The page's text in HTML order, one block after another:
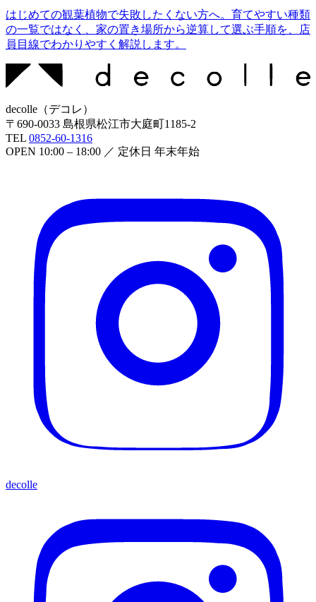
はじめての観葉植物で失敗したくない方へ。育てやすい種類
の一覧ではなく、家の置き場所から逆算して選ぶ手順を、店
員目線でわかりやすく解説します。
decolle （デコレ ）
〒 690-0033 島根県松江市大庭町1185-2
TEL 0852-60-1316
OPEN 10:00 – 18:00 ／ 定休日 年末年始
decolle